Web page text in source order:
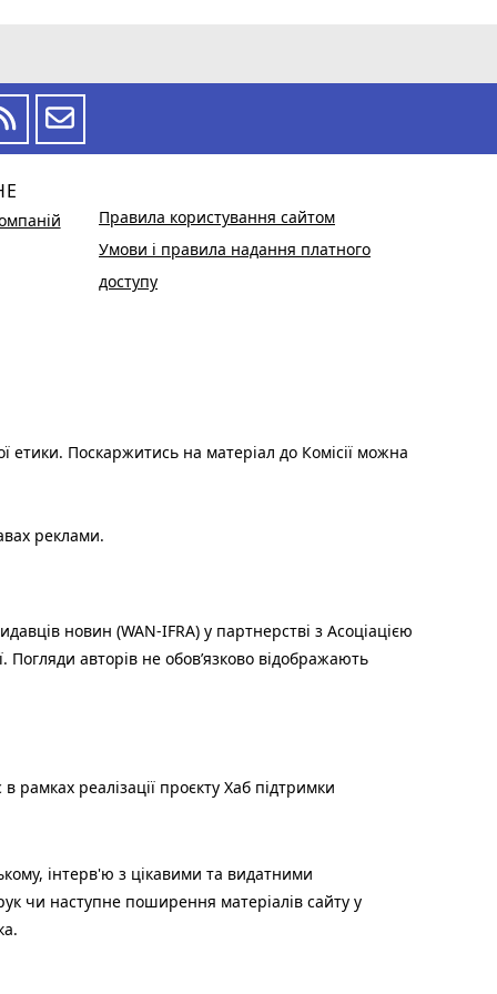
Правила користування сайтом
Умови і правила надання платного
доступу
етики. Поскаржитись на матеріал до Комісії можна
реклами.
новин (WAN-IFRA) у партнерстві з Асоціацією
Погляди авторів не обов’язково відображають
рамках реалізації проєкту Хаб підтримки
інтерв'ю з цікавими та видатними
чи наступне поширення матеріалів сайту у